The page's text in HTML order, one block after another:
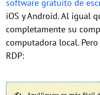
software gratuito de
iOS y Android. Al igual
completamente su
computadora local.
RDP: